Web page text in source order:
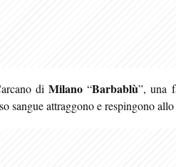
di Milano“Barbablù”, una
sangue attraggono e respingono allo